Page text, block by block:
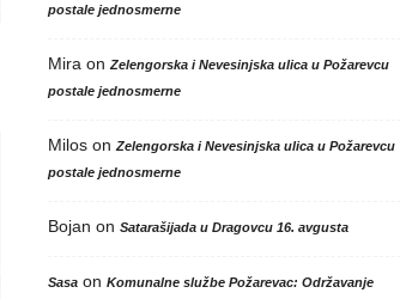
postale jednosmerne
Mira on Zelengorska i Nevesinjska ulica u Požarevcu
postale jednosmerne
Miloson Zelengorska i Nevesinjska ulica u Požarevcu
postale jednosmerne
Bojan on Satarašijada u Dragovcu 16. avgusta
Sasaon Komunalne službe Požarevac: Održavanje